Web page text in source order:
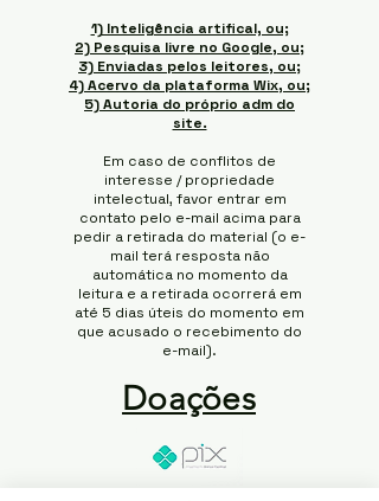
1) Inteligência artifical, ou;
2) Pesquisa livre no Google, ou;
3) Enviadas pelos leitores, ou;
4) Acervo da plataforma Wix, ou;
5) Autoria do próprio adm do
site.
Em caso de conflitos de
interesse / propriedade
intelectual, favor entrar em
contato pelo e-mail acima para
pedir a retirada do material (o e-
mail terá resposta não
automática no momento da
leitura e a retirada ocorrerá em
até 5 dias úteis do momento em
que acusado o recebimento do
e-mail).
Doações